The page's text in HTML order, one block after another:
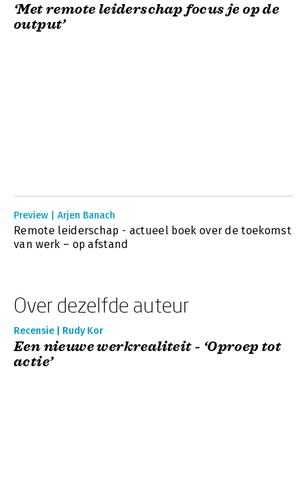
‘Met remote leiderschap focus je op de
output’
Preview | Arjen Banach
Remote leiderschap - actueel boek over de toekomst
van werk – op afstand
Over dezelfde auteur
Recensie | Rudy Kor
Een nieuwe werkrealiteit - ‘Oproep tot
actie’